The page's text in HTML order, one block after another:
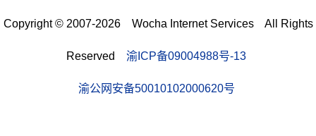
Copyright © 2007-2026 Wocha Internet Services All Rights
Reserved 渝ICP备09004988号-13
渝公网安备50010102000620号